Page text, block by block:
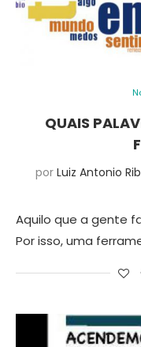
QUAIS
por Luiz Antonio
Aquilo que a gente
Por isso, uma